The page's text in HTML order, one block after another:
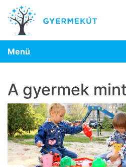
Menü
A gyermek